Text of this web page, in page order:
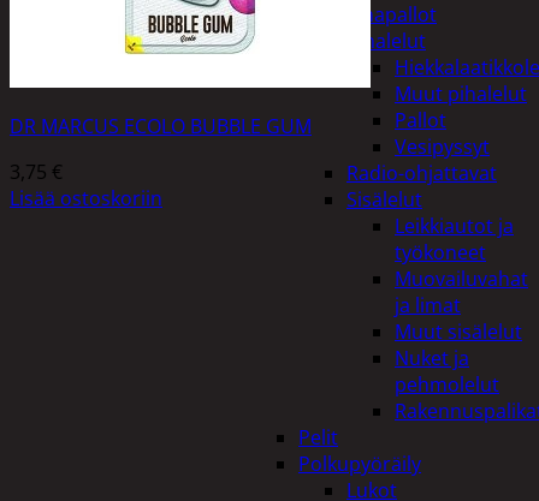
Ilmapallot
Pihalelut
Muut pihalelut
Pallot
Vesipyssyt
Radio-ohjattavat
Sisälelut
Leikkiautot ja
työkoneet
Muovailuvahat
ja limat
Muut sisälelut
Nuket ja
pehmolelut
Pelit
Polkupyöräily
Lukot
DR MARCUS ECOLO BUBBLE GUM
3,75 €
Lisää ostoskoriin